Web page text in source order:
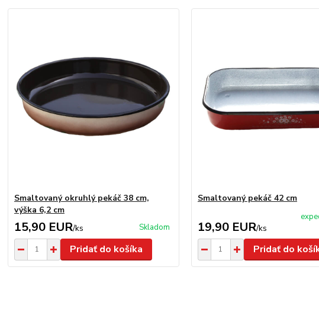
Smaltovaný okruhlý pekáč 38 cm,
výška 6,2 cm
15,90 EUR/ks Skladom
Pridať do košíka
Smaltovaný pekáč 42 cm
19,90 EUR/ks
Pridať do